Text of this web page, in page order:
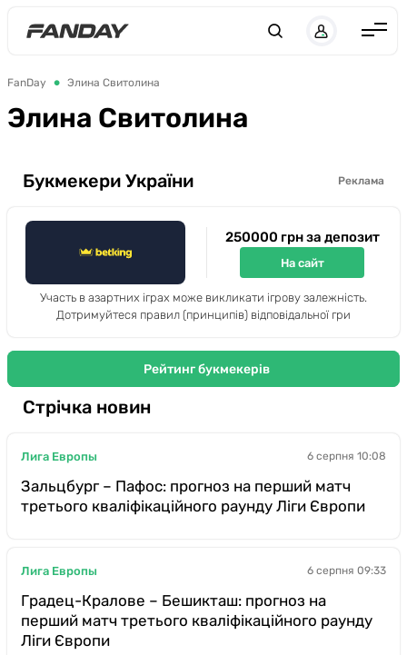
Україна
ЛЧ
ЛЕ
Букмекери
FanDay Элина Свитолина
Элина Свитолина
Букмекери України Реклама
250000 грн за депозит
На сайт
Участь в азартних іграх може викликати ігрову залежність.
Дотримуйтеся правил (принципів) відповідальної гри
Рейтинг букмекерів
Стрічка новин
Лига Европы 6 серпня 10:08
Зальцбург – Пафос: прогноз на перший матч
третього кваліфікаційного раунду Ліги Європи
Лига Европы 6 серпня 09:33
Градец-Кралове – Бешикташ: прогноз на
перший матч третього кваліфікаційного раунду
Ліги Європи